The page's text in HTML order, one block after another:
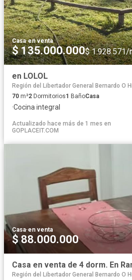
Casa·en venta
$ 135.000.000$ 1.928.571/
en LOLOL
Región del Libertador General Bernardo O
70 m²2 Dormitorios1 BañoCasa
·Cocina integral
Actualizado hace más de 1 mes en
GOPLACEIT.COM
Casa·en venta
$ 88.000.000
Región del Libertador General Bernardo O